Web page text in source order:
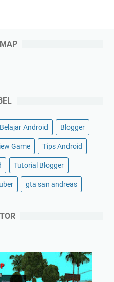
Belajar Android Blogger
Game Tips Android
Tutorial Blogger
gta san andreas